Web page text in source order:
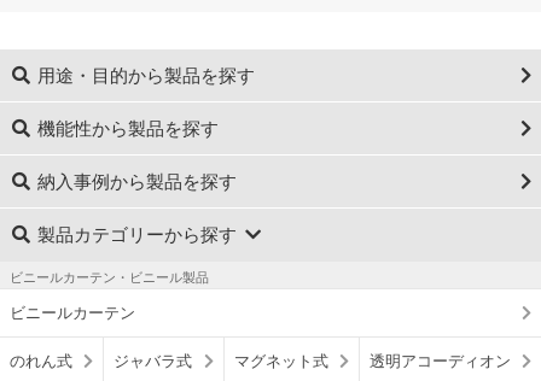
用途・目的から製品を探す
機能性から製品を探す
納入事例から製品を探す
製品カテゴリーから探す
ビニールカーテン・ビニール製品
ビニールカーテン
のれん式 ジャバラ式 マグネット式 透明アコーディオン